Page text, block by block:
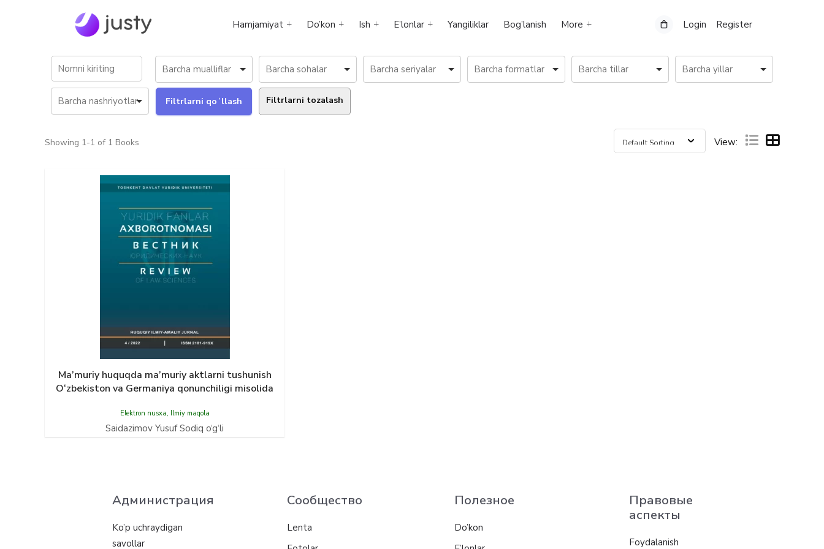
Hamjamiyat Do’kon Ish E’lonlar Yangiliklar Bog’lanish More Login Register
Filtrlarni tozalash
Showing 1-1 of 1 Books View:
Ma’muriy huquqda ma’muriy aktlarni tushunish
O‘zbekiston va Germaniya qonunchiligi misolida
Elektron nusxa, Ilmiy maqola
Saidazimov Yusuf Sodiq o‘g‘li
Администрация
Ko’p uchraydigan
savollar
Сообщество
Lenta
Полезное
Do’kon
Правовые
аспекты
Foydalanish